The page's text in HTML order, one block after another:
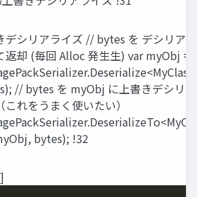
デシリアライズ // bytes を デシリア
返却 (毎回 Alloc 発⽣生) var myObj =
// bytes を myObj に上書きデシリ
これをうまく使いたい）
bytes); !32